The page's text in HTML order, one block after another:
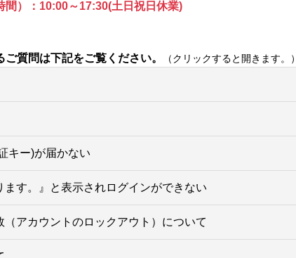
間）：10:00～17:30(土日祝日休業)
質問は下記をご覧ください。 （クリックすると開きます。）
キー)が届かない
ます。』と表示されログインができない
アカウントのロックアウト）について